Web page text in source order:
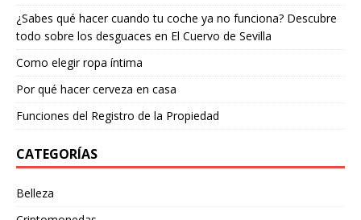
¿Sabes qué hacer cuando tu coche ya no funciona? Descubre
todo sobre los desguaces en El Cuervo de Sevilla
Como elegir ropa íntima
Por qué hacer cerveza en casa
Funciones del Registro de la Propiedad
CATEGORÍAS
Belleza